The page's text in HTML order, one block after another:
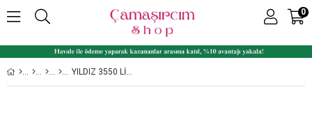
0
YILDIZ 3550 LIKRALI KAŞKORSE BAYAN BIKINI KÜLOT